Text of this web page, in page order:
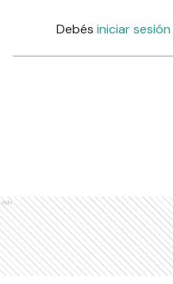
Debés iniciar sesión
Ads